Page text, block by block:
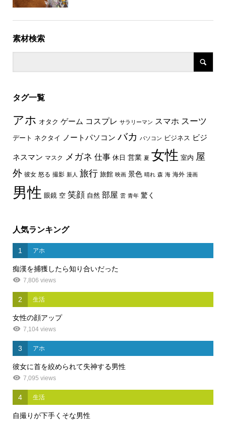
素材検索
タグ一覧
アホ オタク ゲーム コスプレ サラリーマン スマホ スーツ
デート ネクタイ ノートパソコン バカ パソコン ビジネス ビジ
ネスマン マスク メガネ 仕事 休日 営業 夏 女性 室内 屋
外 彼女 怒る 撮影 新人 旅行 旅館 映画 景色 晴れ 森 海 海外 漫画
男性 眼鏡 空 笑顔 自然 部屋 雲 青年 驚く
人気ランキング
1 アホ
痴漢を捕獲したら知り合いだった
7,806 views
2 生活
女性の顔アップ
7,104 views
3 アホ
彼女に首を絞められて失神する男性
7,095 views
4 生活
自撮りが下手くそな男性